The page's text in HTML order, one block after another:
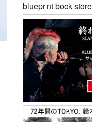
blueprint book store